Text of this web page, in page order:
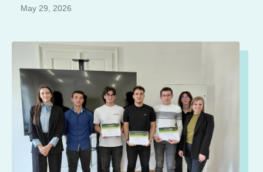
May 29, 2026